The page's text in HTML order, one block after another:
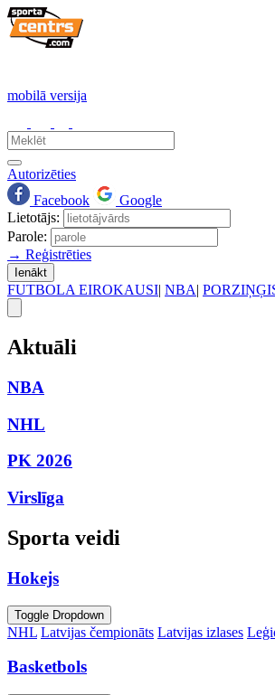
mobilā versija
Autorizēties
Facebook
Google
Lietotājs:
Parole:
→ Reģistrēties
Ienākt
FUTBOLA EIROKAUSI| NBA|
Aktuāli
NBA
NHL
PK 2026
Virslīga
Sporta veidi
Hokejs
Toggle Dropdown
NHL Latvijas čempionāts Latvijas izlases
Basketbols